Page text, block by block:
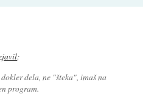
:
dela, ne "šteka", imaš na
program.